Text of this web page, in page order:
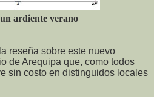
un ardiente verano
reseña sobre este nuevo
de Arequipa que, como todos
sin costo en distinguidos locales